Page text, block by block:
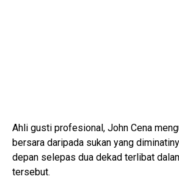
Ahli gusti profesional, John Cena
bersara daripada sukan yang
depan selepas dua dekad terlibat
tersebut.